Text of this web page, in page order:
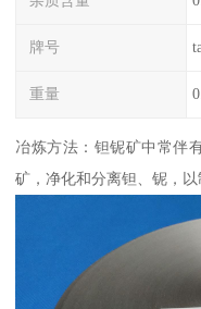
牌号
重量
冶炼方法：钽铌矿中常伴
矿，净化和分离钽、铌，